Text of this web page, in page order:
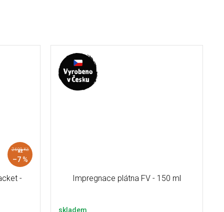
2 690 Kč
až
–7 %
-
Impregnace plátna FV - 150 ml
skladem